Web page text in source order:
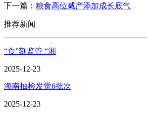
下一篇： 粮食高位减产添加成长底气
推荐新闻
“食”刻监管 “湘
2025-12-23
海南抽检发觉6批次
2025-12-23